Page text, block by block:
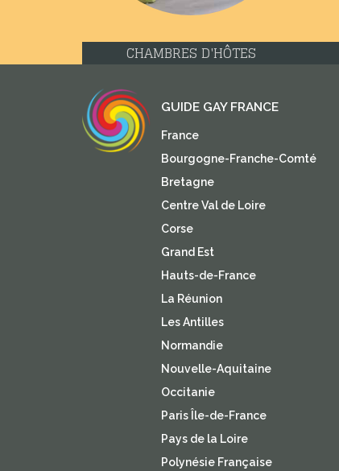
CHAMBRES D'HÔTES
GUIDE GAY FRANCE
France
Bourgogne-Franche-Comté
Bretagne
Centre Val de Loire
Corse
Grand Est
Hauts-de-France
La Réunion
Les Antilles
Normandie
Nouvelle-Aquitaine
Occitanie
Paris Île-de-France
Pays de la Loire
Polynésie Française